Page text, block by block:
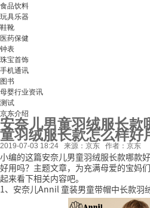
食品饮料
玩具乐器
鞋靴
医药保健
钟表
珠宝首饰
手机通讯
图书
母婴行业资讯
测试
京东介绍
安奈儿男童羽绒服长款
童羽绒服长款怎么样好
2019-07-03 18:24 来源：京东 作者：京东
小编的这篇安奈儿男童羽绒服长款哪款
好用吗？主题文章，为充满母爱的宝妈
起来看下相关内容吧。
1、安奈儿Annil 童装男童带帽中长款羽